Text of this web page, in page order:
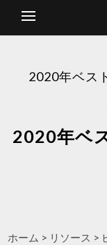
2020年ベス
2020年ベ
ホーム > リソース >